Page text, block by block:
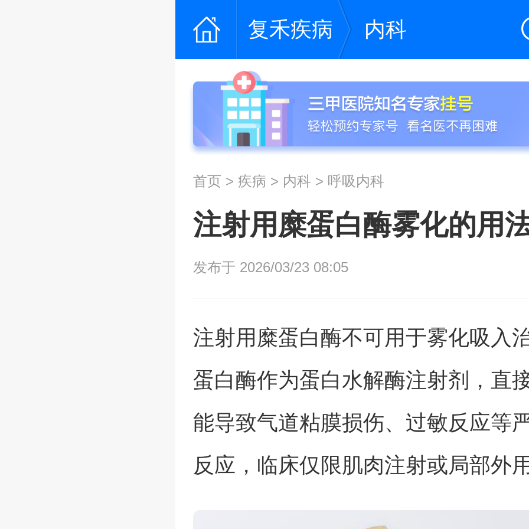
复禾疾病 内科
首页 > 疾病 > 内科 > 呼吸内科
注射用糜蛋白酶雾化的用
发布于 2026/03/23 08:05
注射用糜蛋白酶不可用于雾化吸入
蛋白酶作为蛋白水解酶注射剂，直
能导致气道粘膜损伤、过敏反应等
反应，临床仅限肌肉注射或局部外